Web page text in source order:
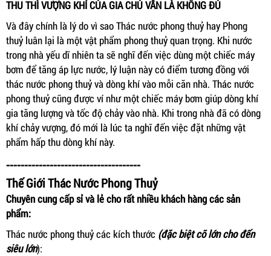
THU THÌ VƯỢNG KHÍ CỦA GIA CHỦ VẪN LÀ KHÔNG ĐỦ
Và đây chính là lý do vì sao Thác nước phong thuỷ hay Phong
thuỷ luân lại là một vật phẩm phong thuỷ quan trọng. Khi nước
trong nhà yếu dĩ nhiên ta sẽ nghĩ đến việc dùng một chiếc máy
bơm để tăng áp lực nước, lý luận này có điểm tương đồng với
thác nước phong thuỷ và dòng khí vào mỗi căn nhà. Thác nước
phong thuỷ cũng được ví như một chiếc máy bơm giúp dòng khí
gia tăng lượng và tốc độ chảy vào nhà. Khi trong nhà đã có dòng
khí chảy vượng, đó mới là lúc ta nghĩ đến việc đặt những vật
phẩm hấp thu dòng khí này.
-------------------------------------
Thế Giới Thác Nước Phong Thuỷ
Chuyên cung cấp sỉ và lẻ cho rất nhiều khách hàng các sản
phẩm:
Thác nước phong thuỷ các kích thước (đặc biệt cỡ lớn cho đến
siêu lớn):